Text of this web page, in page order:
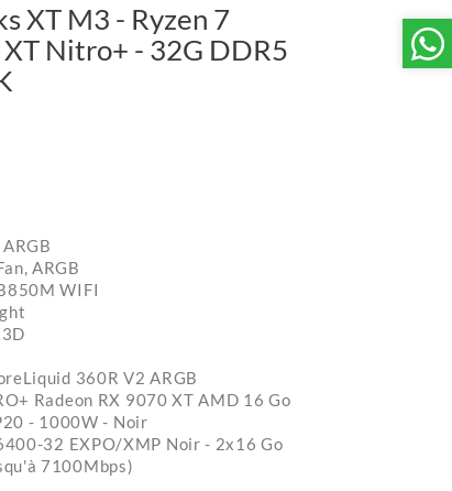
XT M3 - Ryzen 7
Nitro+ - 32G DDR5
ARGB
WIFI
360R V2 ARGB
Radeon RX 9070 XT AMD 16 Go
- 1000W - Noir
32 EXPO/XMP Noir - 2x16 Go
7100Mbps)